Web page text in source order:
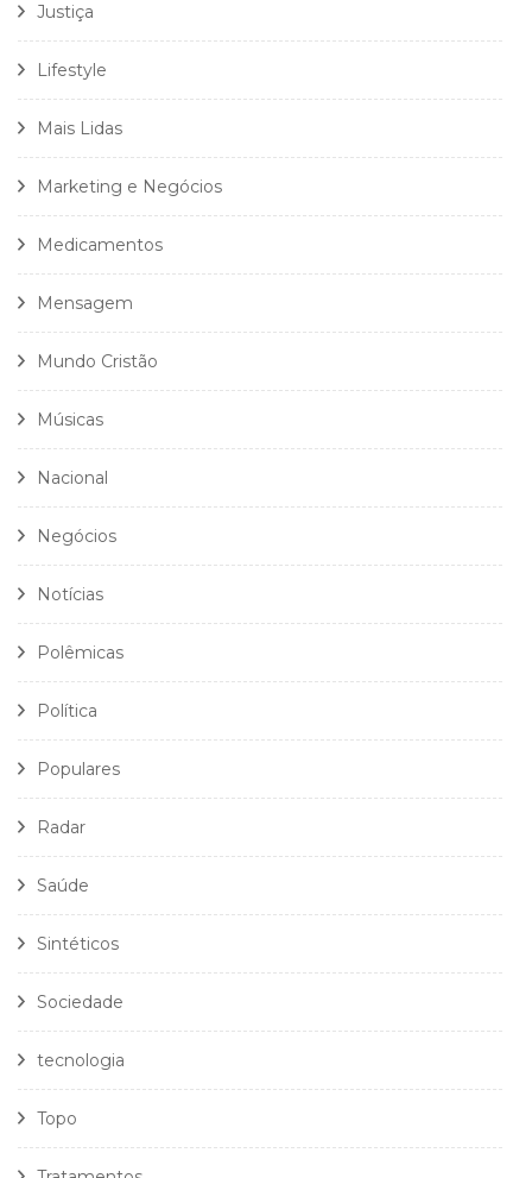
Justiça
Lifestyle
Mais Lidas
Marketing e Negócios
Medicamentos
Mensagem
Mundo Cristão
Músicas
Nacional
Negócios
Notícias
Polêmicas
Política
Populares
Radar
Saúde
Sintéticos
Sociedade
tecnologia
Topo